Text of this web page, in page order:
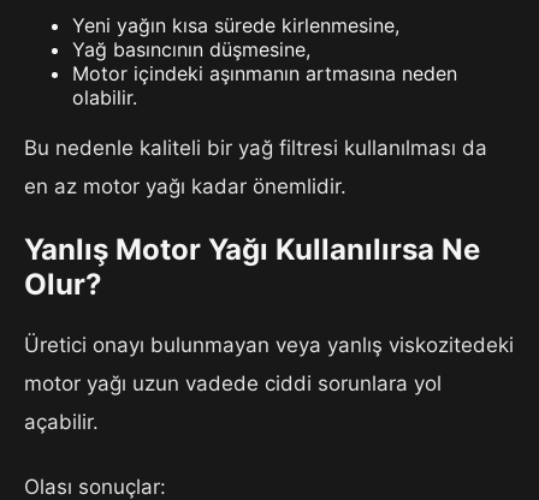
Yeni yağın kısa sürede kirlenmesine,
Yağ basıncının düşmesine,
Motor içindeki aşınmanın artmasına neden
olabilir.
Bu nedenle kaliteli bir yağ filtresi kullanılması da
en az motor yağı kadar önemlidir.
Yanlış Motor Yağı Kullanılırsa Ne
Olur?
Üretici onayı bulunmayan veya yanlış viskozitedeki
motor yağı uzun vadede ciddi sorunlara yol
açabilir.
Olası sonuçlar: